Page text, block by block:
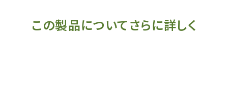
この製品についてさらに詳しく